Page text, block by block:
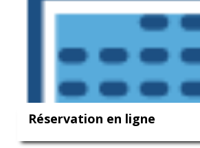
Réservation en ligne